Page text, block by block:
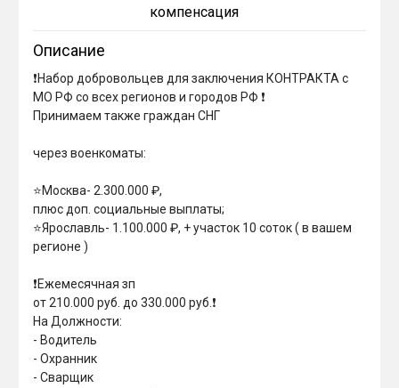
компенсация
Описание
❗️Набор добровольцев для заключения КОНТРАКТА с
МО РФ со всех регионов и городов РФ ❗️
Принимаем также граждан СНГ
через военкоматы:
⭐️Москва- 2.300.000 ₽,
плюс доп. социальные выплаты;
⭐️Ярославль- 1.100.000 ₽, + участок 10 соток ( в вашем
регионе )
❗️Ежемесячная зп
от 210.000 руб. до 330.000 руб.❗️
На Должности:
- Водитель
- Охранник
- Сварщик